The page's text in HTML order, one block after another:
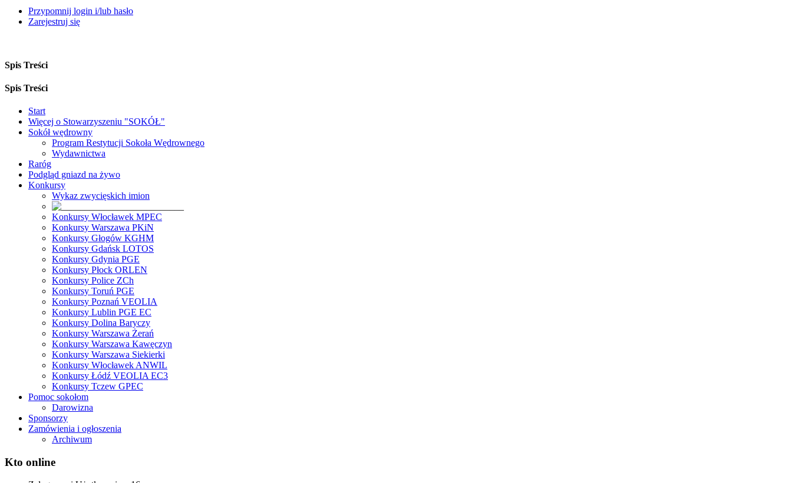
Przypomnij login i/lub hasło
Zarejestruj się
Spis Treści
Spis Treści
Start
Więcej o Stowarzyszeniu "SOKÓŁ"
Sokół wędrowny
Program Restytucji Sokoła Wędrownego
Wydawnictwa
Raróg
Podgląd gniazd na żywo
Konkursy
Wykaz zwycięskich imion
Konkursy Włocławek MPEC
Konkursy Warszawa PKiN
Konkursy Głogów KGHM
Konkursy Gdańsk LOTOS
Konkursy Gdynia PGE
Konkursy Płock ORLEN
Konkursy Police ZCh
Konkursy Toruń PGE
Konkursy Poznań VEOLIA
Konkursy Lublin PGE EC
Konkursy Dolina Baryczy
Konkursy Warszawa Żerań
Konkursy Warszawa Kawęczyn
Konkursy Warszawa Siekierki
Konkursy Włocławek ANWIL
Konkursy Łódź VEOLIA EC3
Konkursy Tczew GPEC
Pomoc sokołom
Darowizna
Sponsorzy
Zamówienia i ogłoszenia
Archiwum
Kto online